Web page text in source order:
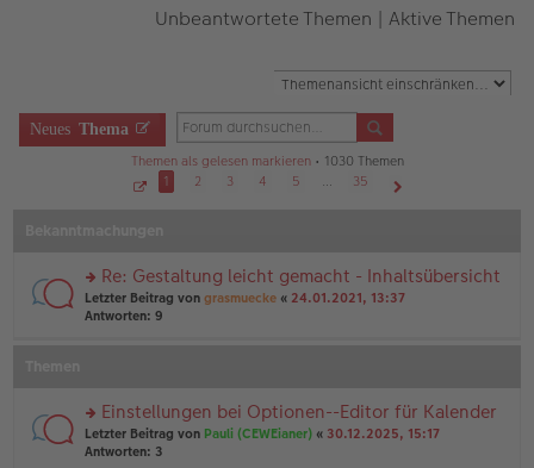
Unbeantwortete Themen | Aktive Themen
Neues Thema
Themen als gelesen markieren• 1030 Themen
1
v
o
n
3
1 2 3 4 5 …
35
rs
te
es
e
n
Re: Gestaltung leicht gemacht - Inhaltsübersicht
Letzter Beitrag von grasmuecke « 24.01.2021, 13:37
Antworten: 9
rs
te
Einstellungen bei Optionen--Editor für Kalender
Letzter Beitrag von Pauli (CEWEianer) « 30.12.2025, 15:17
Antworten: 3